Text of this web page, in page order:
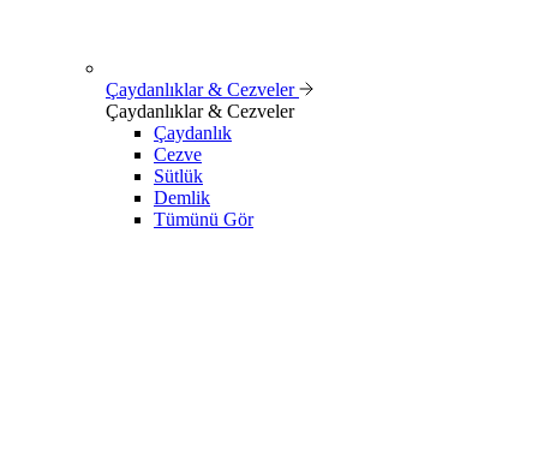
Çaydanlıklar & Cezveler
Çaydanlıklar & Cezveler
Çaydanlık
Cezve
Sütlük
Demlik
Tümünü Gör